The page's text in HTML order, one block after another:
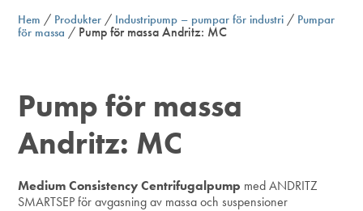
Hem / Produkter / Industripump – pumpar för industri / Pumpar
för massa / Pump för massa Andritz: MC
Pump för massa
Andritz: MC
Medium Consistency Centrifugalpump med ANDRITZ
SMARTSEP för avgasning av massa och suspensioner